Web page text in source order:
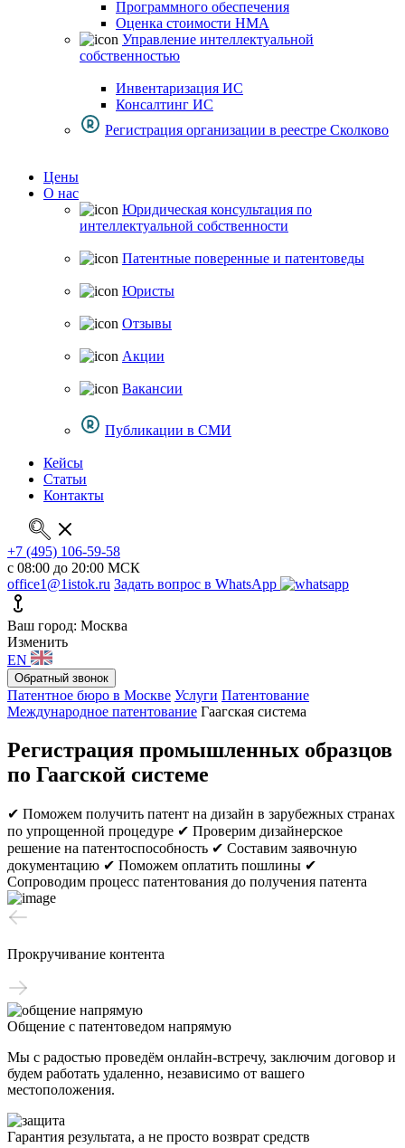
Программного обеспечения
Оценка стоимости НМА
Управление интеллектуальной
собственностью
Инвентаризация ИС
Консалтинг ИС
Регистрация организации в реестре Сколково
Цены
О нас
Юридическая консультация по
интеллектуальной собственности
Патентные поверенные и патентоведы
Юристы
Отзывы
Акции
Вакансии
Публикации в СМИ
Кейсы
Статьи
Контакты
+7 (495) 106-59-58
с 08:00 до 20:00 МСК
office1@1istok.ru Задать вопрос в WhatsApp
Ваш город: Москва
Изменить
EN
Обратный звонок
Патентное бюро в Москве Услуги Патентование
Международное патентование Гаагская система
Регистрация промышленных образцов
по Гаагской системе
✔ Поможем получить патент на дизайн в зарубежных странах
по упрощенной процедуре ✔ Проверим дизайнерское
решение на патентоспособность ✔ Составим заявочную
документацию ✔ Поможем оплатить пошлины ✔
Сопроводим процесс патентования до получения патента
Прокручивание контента
Общение с патентоведом напрямую
Мы с радостью проведём онлайн-встречу, заключим договор и
будем работать удаленно, независимо от вашего
местоположения.
Гарантия результата, а не просто возврат средств